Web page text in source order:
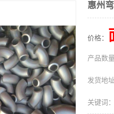
惠州
价格：
产品数量
发货地址
关键词：